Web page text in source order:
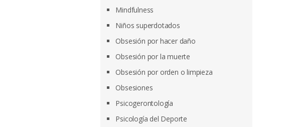
Mindfulness
Niños superdotados
Obsesión por hacer daño
Obsesión por la muerte
Obsesión por orden o limpieza
Obsesiones
Psicogerontología
Psicología del Deporte